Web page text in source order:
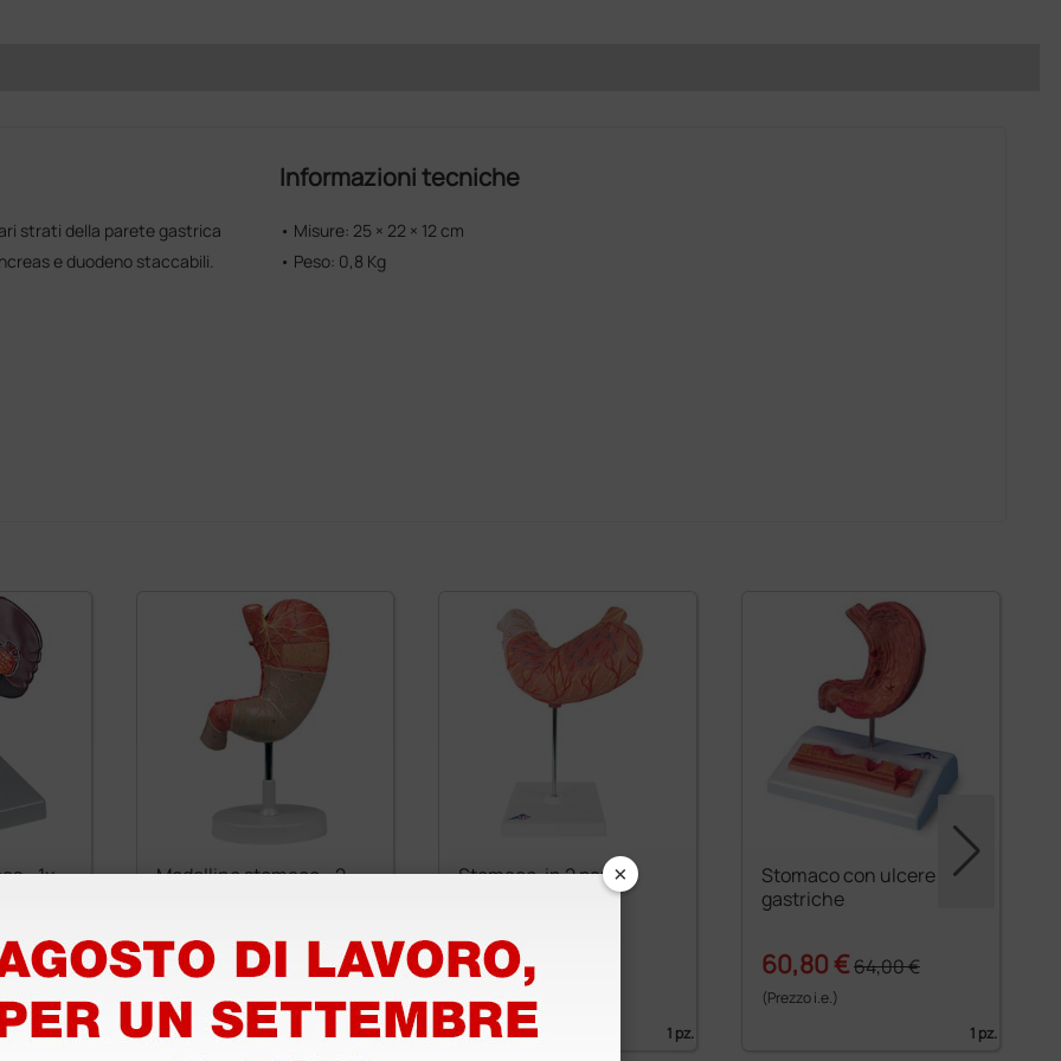
strati della parete gastrica
e duodeno staccabili.
Informazioni tecniche
• Misure: 25 × 22 × 12 cm
• Peso: 0,8 Kg
- 1x
€
1 pz.
Modellino stomaco - 2
155,76 €177,00 €
(Prezzo i.e.)
1 pz.
Stomaco, in 2 parti
163,00 €
(Prezzo i.e.)
1 pz.
Stomaco con ulcere
gastriche
60,80 €64,00 €
(Prezzo i.e.)
1 pz.
×